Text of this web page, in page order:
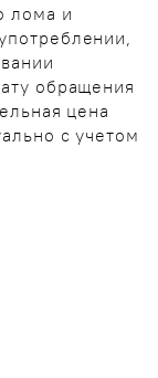
лома и
обращения
цена
с учетом